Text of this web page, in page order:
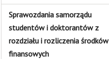
Sprawozdania samorządu
studentów i doktorantów z
rozdziału i rozliczenia środków
finansowych